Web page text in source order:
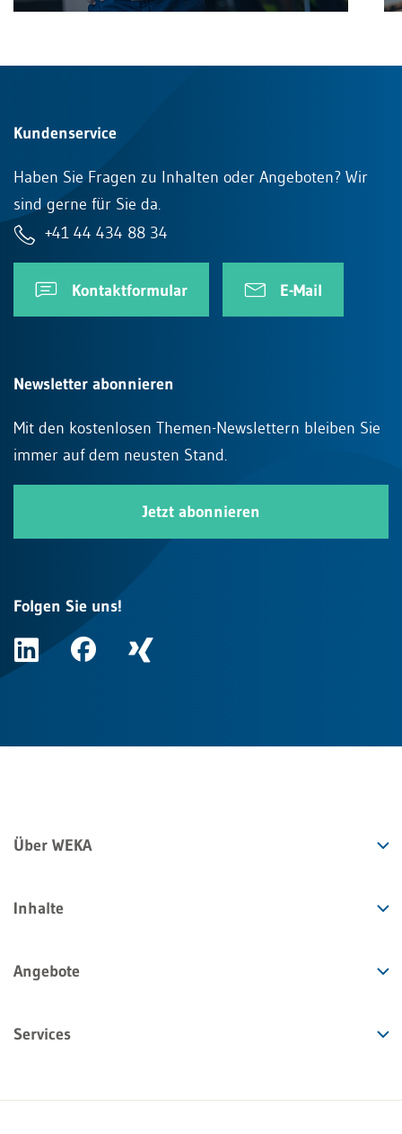
Kundenservice
Haben Sie Fragen zu Inhalten oder Angeboten? Wir
sind gerne für Sie da.
+41 44 434 88 34
Kontaktformular E-Mail
Newsletter abonnieren
Mit den kostenlosen Themen-Newslettern bleiben Sie
immer auf dem neusten Stand.
Jetzt abonnieren
Folgen Sie uns!
Über WEKA
Inhalte
Angebote
Services